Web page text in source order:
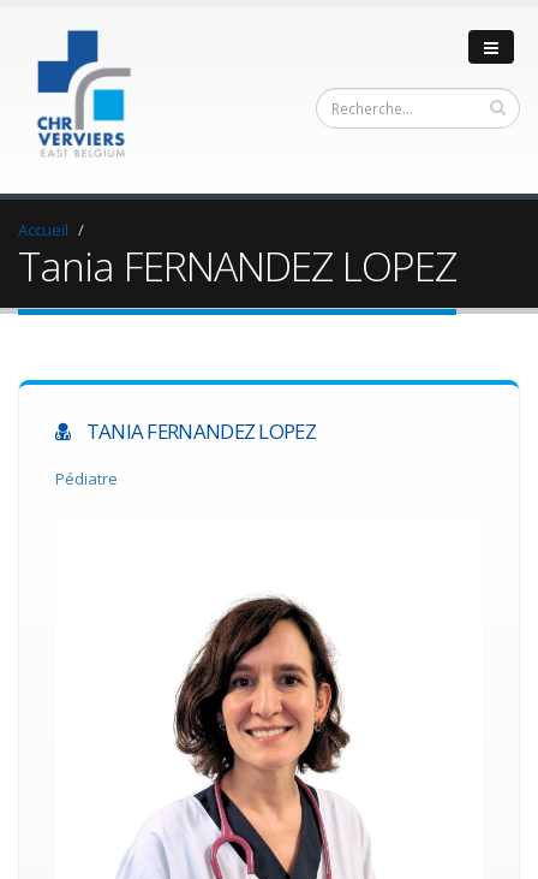
Accueil
Tania FERNANDEZ LOPEZ
TANIA FERNANDEZ LOPEZ
Pédiatre